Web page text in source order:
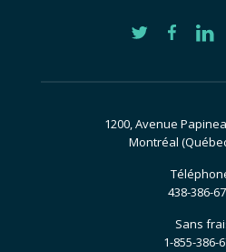
1200, Avenue
Montréal
438-386-
Sans
1-855-386-